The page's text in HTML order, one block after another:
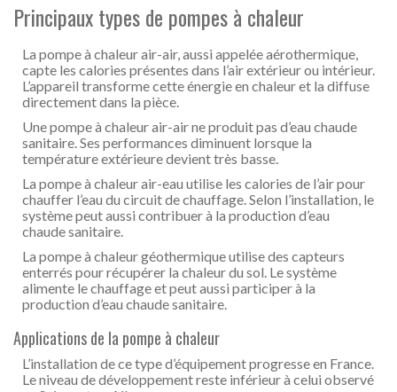
Principaux types de pompes à chaleur
La pompe à chaleur air-air, aussi appelée aérothermique,
capte les calories présentes dans l’air extérieur ou intérieur.
L’appareil transforme cette énergie en chaleur et la diffuse
directement dans la pièce.
Une pompe à chaleur air-air ne produit pas d’eau chaude
sanitaire. Ses performances diminuent lorsque la
température extérieure devient très basse.
La pompe à chaleur air-eau utilise les calories de l’air pour
chauffer l’eau du circuit de chauffage. Selon l’installation, le
système peut aussi contribuer à la production d’eau
chaude sanitaire.
La pompe à chaleur géothermique utilise des capteurs
enterrés pour récupérer la chaleur du sol. Le système
alimente le chauffage et peut aussi participer à la
production d’eau chaude sanitaire.
Applications de la pompe à chaleur
L’installation de ce type d’équipement progresse en France.
Le niveau de développement reste inférieur à celui observé